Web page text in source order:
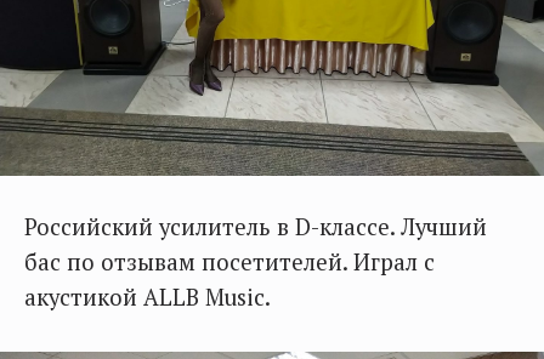
Российский усилитель в D-классе. Лучший
бас по отзывам посетителей. Играл с
акустикой ALLB Music.